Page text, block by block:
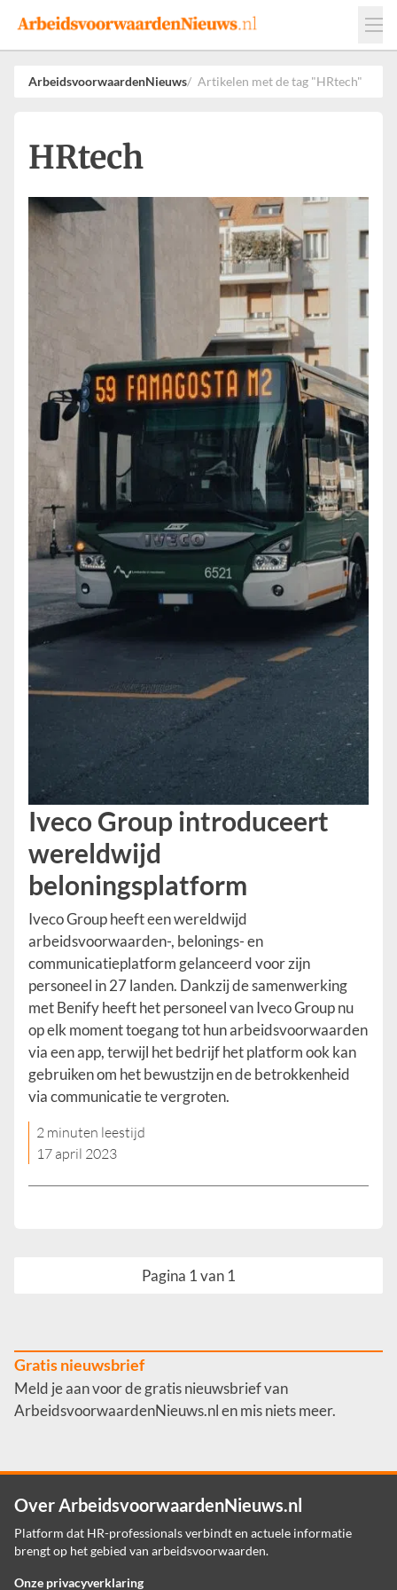
Events
Adverteren
Leveranciers
ArbeidsvoorwaardenNieuws Artikelen met de tag "HRtech"
HRtech
Iveco Group introduceert
wereldwijd
beloningsplatform
Iveco Group heeft een wereldwijd
arbeidsvoorwaarden-, belonings- en
communicatieplatform gelanceerd voor zijn
personeel in 27 landen. Dankzij de samenwerking
met Benify heeft het personeel van Iveco Group nu
op elk moment toegang tot hun arbeidsvoorwaarden
via een app, terwijl het bedrijf het platform ook kan
gebruiken om het bewustzijn en de betrokkenheid
via communicatie te vergroten.
2 minuten leestijd
17 april 2023
Pagina 1 van 1
Gratis nieuwsbrief
Meld je aan voor de gratis nieuwsbrief van
ArbeidsvoorwaardenNieuws.nl en mis niets meer.
Over ArbeidsvoorwaardenNieuws.nl
Platform dat HR-professionals verbindt en actuele informatie
brengt op het gebied van arbeidsvoorwaarden.
Onze privacyverklaring